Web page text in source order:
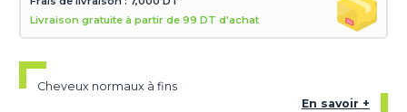
Livraison gratuite à partir de 99 DT d'achat
Cheveux normaux à fins
En savoir +